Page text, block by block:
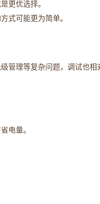
更优选择。
式可能更为简单。
管理等复杂问题，调试也相
电量。